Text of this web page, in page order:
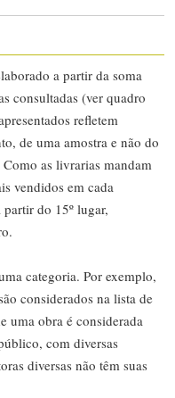
a partir da soma
consultadas (ver quadro
refletem
de uma amostra e não do
as livrarias mandam
vendidos em cada
do 15º lugar,
categoria. Por exemplo,
considerados na lista de
uma obra é considerada
com diversas
diversas não têm suas